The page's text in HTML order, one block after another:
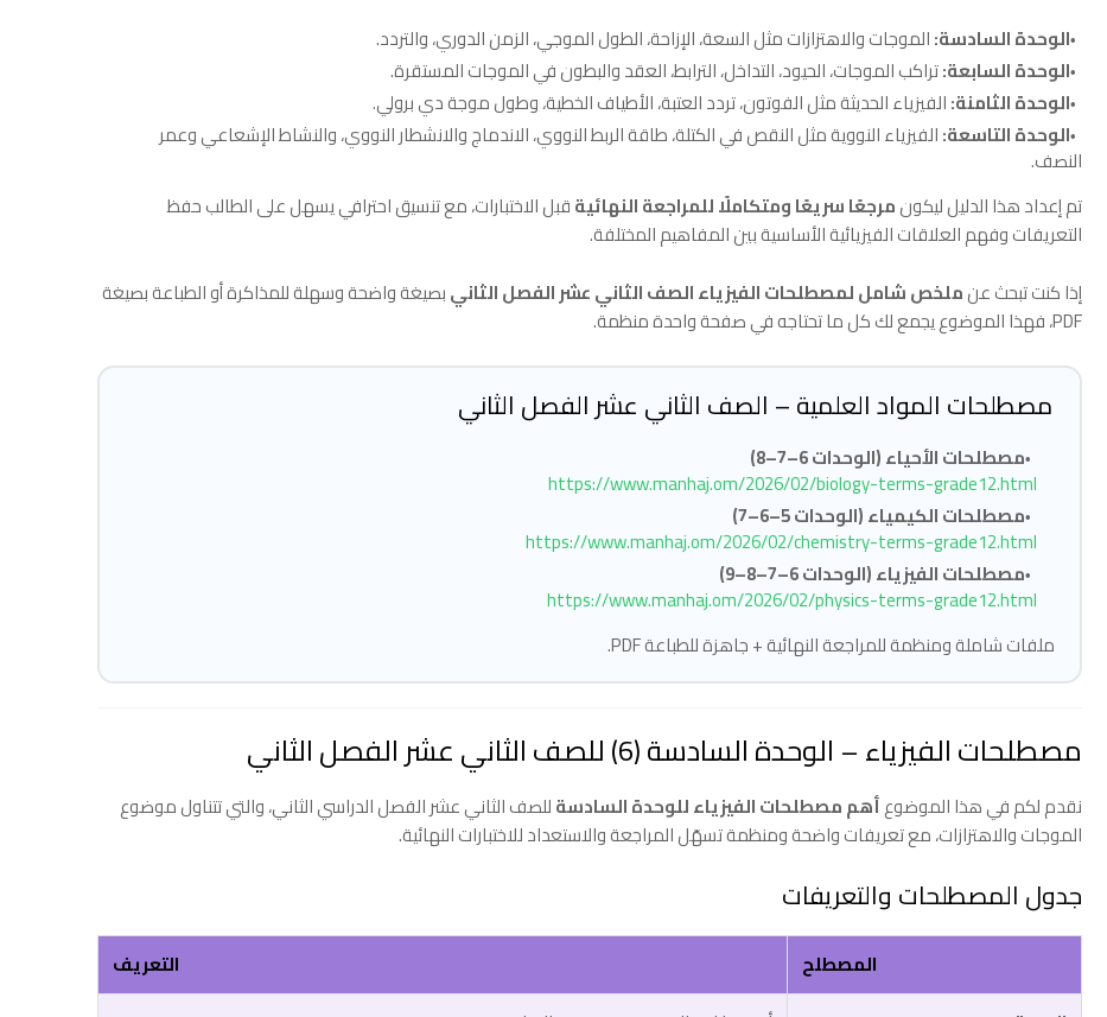
الوحدة السادسة:الموجات والاهتزازات مثل السعة، الإزاحة، الطول الموجي، الزمن الدوري، والتردد.
الوحدة السابعة:تراكب الموجات، الحيود، التداخل، الترابط، العقد والبطون في الموجات المستقرة.
الوحدة الثامنة:الفيزياء الحديثة مثل الفوتون، تردد العتبة، الأطياف الخطية، وطول موجة دي برولي.
الوحدة التاسعة:الفيزياء النووية مثل النقص في الكتلة، طاقة الربط النووي، الاندماج والانشطار النووي، والنشاط الإشعاعي وعمر
النصف.
تم إعداد هذا الدليل ليكونمرجعًا سريعًا ومتكاملًا للمراجعة النهائيةقبل الاختبارات، مع تنسيق احترافي يسهل على الطالب حفظ
التعريفات وفهم العلاقات الفيزيائية الأساسية بين المفاهيم المختلفة.
إذا كنت تبحث عنملخص شامل لمصطلحات الفيزياء الصف الثاني عشر الفصل الثانيبصيغة واضحة وسهلة للمذاكرة أو الطباعة بصيغة
PDF، فهذا الموضوع يجمع لك كل ما تحتاجه في صفحة واحدة منظمة.
مصطلحات المواد العلمية – الصف الثاني عشر الفصل الثاني
مصطلحات الأحياء (الوحدات 6–7–8)
https://www.manhaj.om/2026/02/biology-terms-grade12.html
مصطلحات الكيمياء (الوحدات 5–6–7)
https://www.manhaj.om/2026/02/chemistry-terms-grade12.html
مصطلحات الفيزياء (الوحدات 6–7–8–9)
https://www.manhaj.om/2026/02/physics-terms-grade12.html
ملفات شاملة ومنظمة للمراجعة النهائية + جاهزة للطباعة PDF.
مصطلحات الفيزياء – الوحدة السادسة (6) للصف الثاني عشر الفصل الثاني
نقدم لكم في هذا الموضوعأهم مصطلحات الفيزياء للوحدة السادسةللصف الثاني عشر الفصل الدراسي الثاني، والتي تتناول موضوع
الموجات والاهتزازات، مع تعريفات واضحة ومنظمة تسهّل المراجعة والاستعداد للاختبارات النهائية.
جدول المصطلحات والتعريفات
المصطلح
التعريف